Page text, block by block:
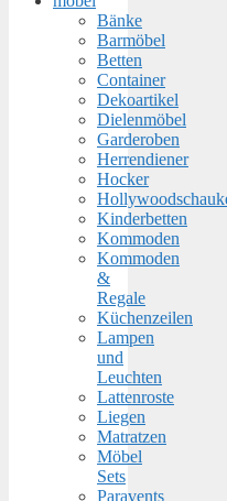
Bänke
Barmöbel
Betten
Container
Dekoartikel
Dielenmöbel
Garderoben
Herrendiener
Hocker
Kinderbetten
Kommoden
Kommoden
&
Regale
Küchenzeilen
Lampen
und
Leuchten
Lattenroste
Liegen
Matratzen
Möbel
Sets
Paravents